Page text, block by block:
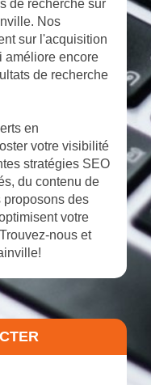
de recherche sur
Nos
sur l'acquisition
améliore encore
de recherche
en
votre visibilité
stratégies SEO
du contenu de
proposons des
votre
nous et